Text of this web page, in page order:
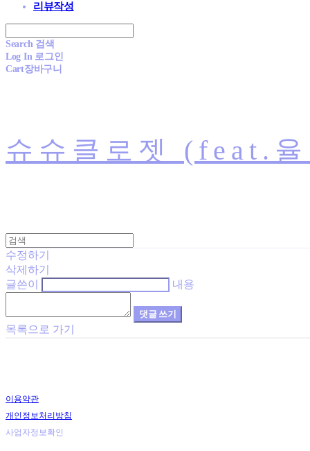
리뷰작성
Search 검색
Log In 로그인
Cart장바구니
슈슈클로젯 (feat.
수정하기
삭제하기
글쓴이
내용
댓글 쓰기
목록으로 가기
이용약관
개인정보처리방침
사업자정보확인